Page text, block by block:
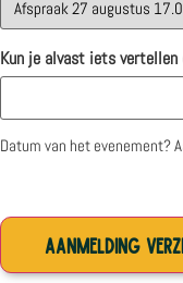
Kun je alvast iets vertellen
Datum van het evenement?